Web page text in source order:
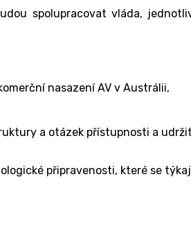
spolupracovat vláda,
nasazení AV v Austrálii,
a otázek přístupnosti a
připravenosti, které se